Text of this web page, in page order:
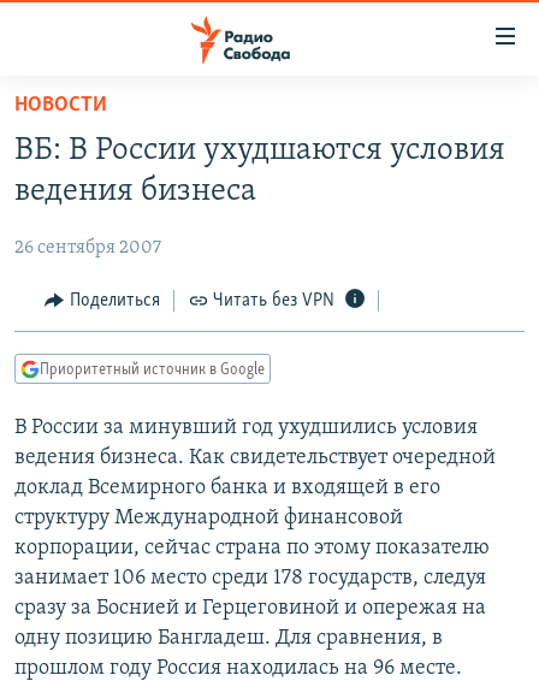
упрощенного
доступа
основному
Вернутся
главной
навигации
Вернутся
поиску
ЦИТАТЫ СВОБОДЫ
МНЕНИЯ
IDEL.РЕАЛИИ
КАВКАЗ.РЕАЛИИ
СЕВЕР.РЕАЛИИ
СИБИРЬ.РЕАЛИИ
РАСПИСАНИЕ ВЕЩАНИЯ
ПОДПИШИТЕСЬ НА РАССЫЛКУ
СОЦИАЛЬНЫЕ СЕТИ
НОВОСТИ
ВБ: В России ухудшаются условия
ведения бизнеса
26 сентября 2007
Поделиться Читать без VPN
Приоритетный источник в Google
В России за минувший год ухудшились условия
ведения бизнеса. Как свидетельствует очередной
доклад Всемирного банка и входящей в его
структуру Международной финансовой
корпорации, сейчас страна по этому показателю
занимает 106 место среди 178 государств, следуя
сразу за Боснией и Герцеговиной и опережая на
одну позицию Бангладеш. Для сравнения, в
прошлом году Россия находилась на 96 месте.